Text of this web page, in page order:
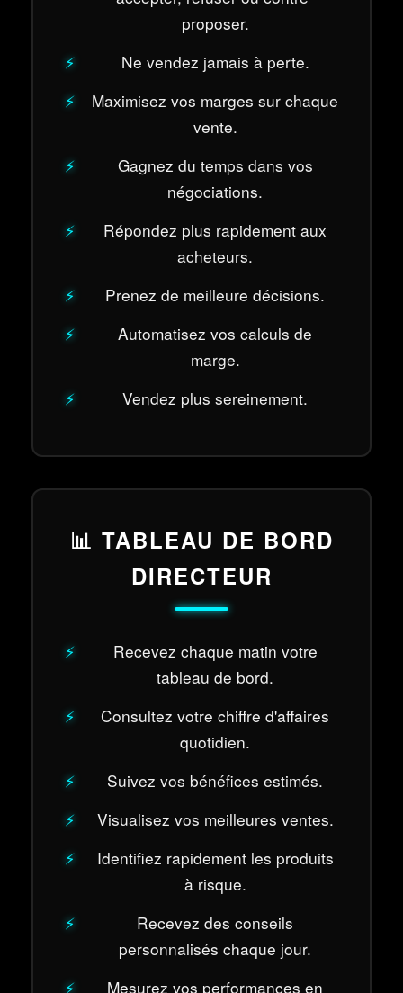
proposer.
Ne vendez jamais à perte.
Maximisez vos marges sur chaque
vente.
Gagnez du temps dans vos
négociations.
Répondez plus rapidement aux
acheteurs.
Prenez de meilleure décisions.
Automatisez vos calculs de
marge.
Vendez plus sereinement.
📊 TABLEAU DE BORD
DIRECTEUR
Recevez chaque matin votre
tableau de bord.
Consultez votre chiffre d'affaires
quotidien.
Suivez vos bénéfices estimés.
Visualisez vos meilleures ventes.
Identifiez rapidement les produits
à risque.
Recevez des conseils
personnalisés chaque jour.
Mesurez vos performances en